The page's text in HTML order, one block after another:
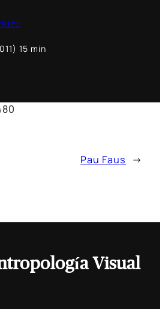
15 min
Pau Faus →
Visual